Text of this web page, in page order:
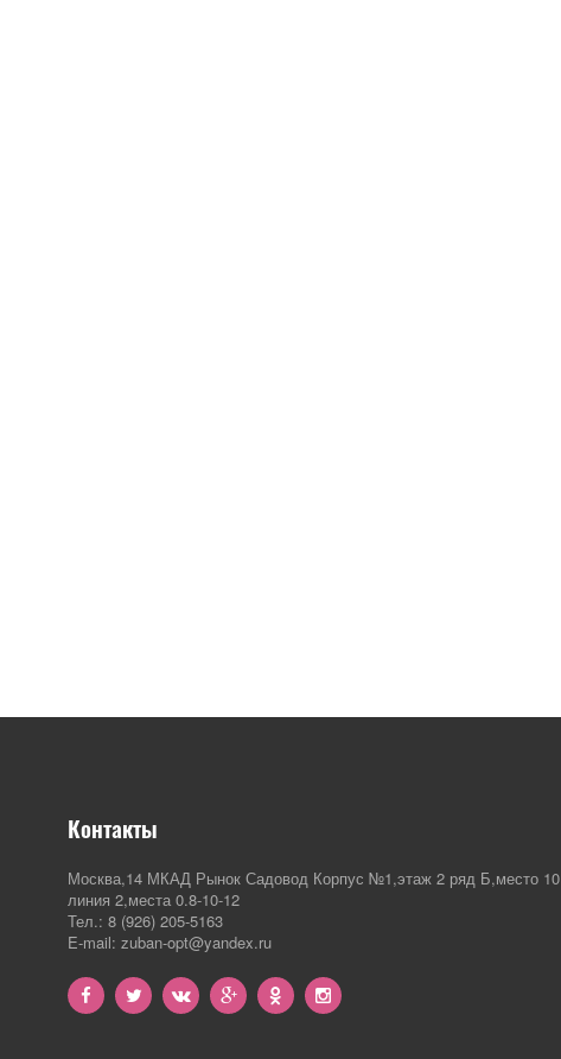
Контакты
Москва,14 МКАД Рынок Садовод Корпус №1,этаж 2 ряд Б,место 10
линия 2,места 0.8-10-12
Тел.: 8 (926) 205-5163
E-mail: zuban-opt@yandex.ru